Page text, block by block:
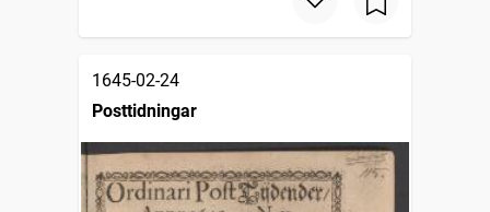
1645-02-24
Posttidningar